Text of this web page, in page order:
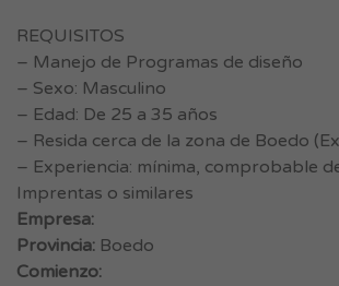
REQUISITOS
– Manejo de Programas de diseño
– Sexo: Masculino
– Edad: De 25 a 35 años
– Resida cerca de la zona de Boedo
– Experiencia: mínima, comprobable
Imprentas o similares
Empresa:
Provincia: Boedo
Comienzo: